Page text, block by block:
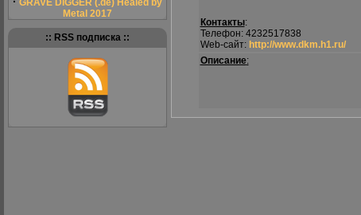
GRAVE DIGGER (.de) Healed by
Metal 2017
:: RSS подписка ::
Контакты:
Телефон: 4232517838
Web-сайт: http://www.dkm.h1.ru/
Описание: